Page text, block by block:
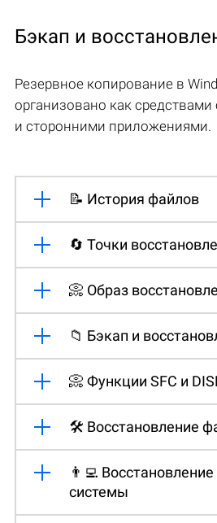
Бэкап и
Резервное копирование в
организовано как
и сторонними приложениями.
📝 История файлов
🔄 Точки
📀 Образ
📁 Бэкап и
📀 Функции SFC и
🛠️ Восстановление
👨‍💻 Восстановление
системы